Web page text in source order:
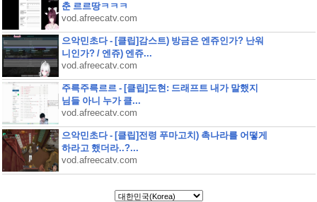
춘 르르땅ㅋㅋㅋ
vod.afreecatv.com
으악민초다 - [클립]감스트) 방금은 엔쥬인가? 난워
니인가? / 엔쥬) 엔쥬...
vod.afreecatv.com
주륵주륵르르 - [클립]도현: 드래프트 내가 말했지
님들 아니 누가 클...
vod.afreecatv.com
으악민초다 - [클립]전령 푸마고치) 촉나라를 어떻게
하라고 했더라..?...
vod.afreecatv.com